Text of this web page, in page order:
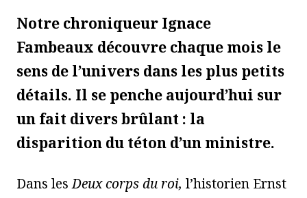
Notre chroniqueur Ignace
Fambeaux découvre chaque mois le
sens de l’univers dans les plus petits
détails. Il se penche aujourd’hui sur
un fait divers brûlant : la
disparition du téton d’un ministre.
Dans lesDeux corps du roi, l’historien Ernst